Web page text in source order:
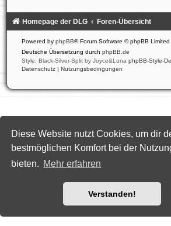
Diese Website nutzt Cookies, um dir
bestmöglichen Komfort bei der
bieten. Mehr erfahren
Verstanden!
Homepage der DLG Foren-Übersicht
Powered by phpBB® Forum Software © phpBB Limited
Deutsche Übersetzung durch phpBB.de
Style: Black-Silver-Split by Joyce&Luna phpBB-Style-
Datenschutz | Nutzungsbedingungen